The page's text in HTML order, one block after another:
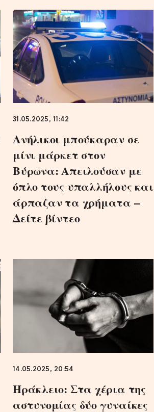
31.05.2025, 11:42
Ανήλικοι μπούκαραν σε
μίνι μάρκετ στον
Βύρωνα: Απειλούσαν με
όπλο τους υπαλλήλους και
άρπαζαν τα χρήματα –
Δείτε βίντεο
14.05.2025, 20:54
Ηράκλειο: Στα χέρια της
αστυνομίας δύο γυναίκες